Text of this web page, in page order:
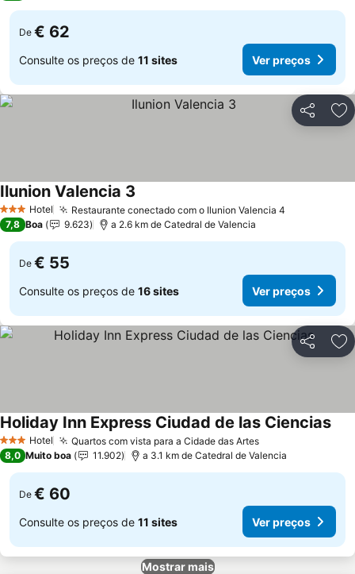
De € 62
Consulte os preços de 11 sites Ver preços
Partilhar
3 EstrelasHotel Restaurante conectado com o Ilunion Valencia 4
Ilunion Valencia 3
7,8 Boa 9.623 a 2.6 km de Catedral de Valencia
De € 55
Consulte os preços de 16 sites Ver preços
Partilhar
3 EstrelasHotel Quartos com vista para a Cidade das Artes
Holiday Inn Express Ciudad de las Ciencias
8,0 Muito boa 11.902 a 3.1 km de Catedral de Valencia
De € 60
Consulte os preços de 11 sites Ver preços
Mostrar mais